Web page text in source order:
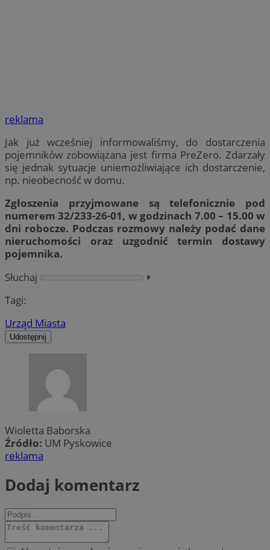
reklama
Jak już wcześniej informowaliśmy, do dostarczenia
pojemników zobowiązana jest firma PreZero. Zdarzały
się jednak sytuacje uniemożliwiające ich dostarczenie,
np. nieobecność w domu.
Zgłoszenia przyjmowane są telefonicznie pod
numerem 32/233-26-01, w godzinach 7.00 – 15.00 w
dni robocze. Podczas rozmowy należy podać dane
nieruchomości oraz uzgodnić termin dostawy
pojemnika.
Słuchaj
⏵︎
Tagi:
Urząd Miasta
Udostępnij
Wioletta Baborska
Źródło: UM Pyskowice
reklama
Dodaj komentarz